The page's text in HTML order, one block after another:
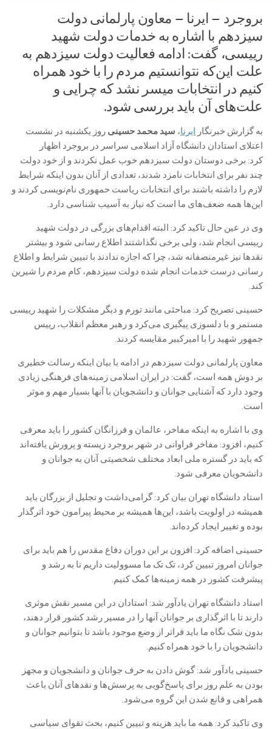
بروجرد – ایرنا – معاون پارلمانی دولت
سیزدهم با اشاره به خدمات دولت شهید
رییسی، گفت: ادامه فعالیت‌ دولت سیزدهم به
علت این‌که نتوانستیم مردم را با خود همراه
کنیم در انتخابات میسر نشد که چرایی و
علت‌های آن باید بررسی شود.
به گزارش خبرنگار ایرنا، سید محمد حسینی روز یکشنبه در نشست
اعتلای استادان دانشگاه آزاد اسلامی سراسر در بروجرد اظهار
کرد: برخی دوستان دولت سیزدهم خوب عمل نکردند و از خود دولت
چند نفر برای انتخابات نامزد شدند، تعدادی از آنان بدون اینکه شرایط
لازم را داشته باشند برای انتخابات ریاست حمهوری نام‌نویسی کردند و
این‌ها همه ضعف‌های ما است که نیاز به آسیب شناسی دارد.
وی در عین حال تاکید کرد: البته اقدام‌های بزرگی در دولت شهید
رییسی انجام شد، ولی برخی نگذاشتند اطلاع رسانی شود و بیشتر
نقدها نیز غیرمنصفانه شد، چرا که اجازه ندادند با تبیین شرایط و اطلاع
رسانی درست خدمات انجام شده دولت سیزدهم، کام مردم را شیرین
کند.
حسینی تصریح کرد: مباحثی مانند تورم و دیگر مشکلات را شهید رییسی
مستمر و با دلسوزی پیگیری می‌کرد و رهبر معظم انقلاب، رییس
جمهور شهید را با امیرکبیر مقایسه کردند.
معاون پارلمانی دولت سیزدهم در ادامه با بیان اینکه رسالت خطیری
بر دوش همه است، گفت: در ایران اسلامی زمینه‌های فرهنگی زیادی
وجود دارد که آشنایی جوانان و دانشجویان با آنها بسیار مهم و موثر
است.
وی با اشاره به اینکه مفاخر، عالمان و فرزانگان کشور را باید معرفی
کنیم، افزود: مفاخر فراوانی در شهر بروجرد زیسته و پرورش یافته‌اند
که باید در گستره ملی ابعاد مختلف شخصیتی آنان به جوانان و
دانشحویان معرفی شود.
استاد دانشگاه تهران بیان کرد: گرامی‌داشت و تجلیل از بزرگان باید
همیشه در اولویت باشد، این‌ها همیشه بر محیط پیرامون خود اثرگذار
بوده و تغییر ایجاد کرده‌اند.
حسینی اضافه کرد: افزون بر این دوران دفاع مقدس را هم باید برای
جوانان امروز تبیین کرد، تک تک ما مسوولیت داریم تا به رشد و
پیشرفت کشور در همه زمینه‌ها کمک کنیم.
استاد دانشگاه تهران یادآور شد: استادان در این مسیر نقش موثری
دارند تا با اثرگذاری بر جوانان آنها را در مسیر رشد کشور قرار دهند،
بدون شک نگاه ما باید فراتر از وضع موجود باشد تا بتوانیم جوانان و
دانشجویان را با خود همراه کنیم.
حسینی یادآور شد: گوش دادن به حرف جوانان و دانشجویان و مجهز
بودن به علم روز برای پاسخ‌گویی به پرسش‌ها و نقدهای آنان باعث
همراهی و قانع شدن این گروه می‌شود.
وی تاکید کرد: همه ما باید هزینه و تبیین کنیم، بحث تقوای سیاسی